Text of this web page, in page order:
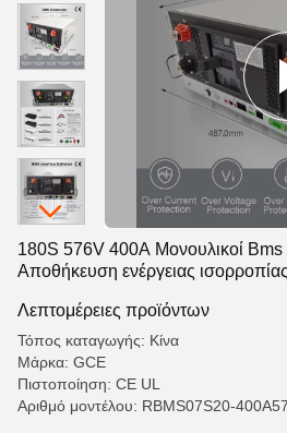
180S 576V 400A Μονουλικοί
Αποθήκευση ενέργειας
Λεπτομέρειες προϊόντων
Τόπος καταγωγής: Κίνα
Μάρκα: GCE
Πιστοποίηση: CE UL
Αριθμό μοντέλου: RBMS07S20-